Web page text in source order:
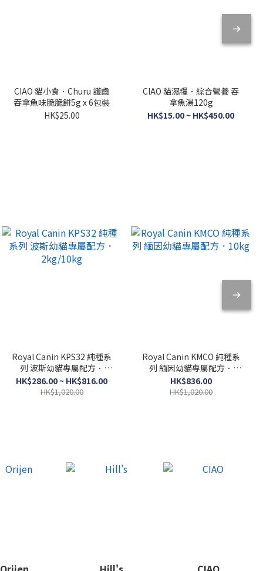
CIAO 貓小食．Churu 護齒
吞拿魚味脆脆餅5g x 6包裝
HK$25.00
CIAO 貓濕糧．綜合營養 吞
拿魚湯120g
HK$15.00 ~ HK$450.00
Royal Canin KPS32 純種系
列 波斯幼貓專屬配方．
2kg/10kg
HK$286.00 ~ HK$816.00
HK$1,020.00
Royal Canin KMCO 純種系
列 緬因幼貓專屬配方．
10kg
HK$836.00
HK$1,020.00